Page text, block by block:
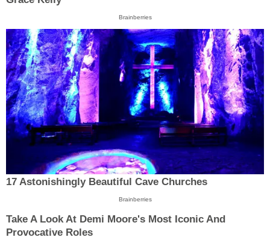
Brainberries
17 Astonishingly Beautiful Cave Churches
Brainberries
Take A Look At Demi Moore's Most Iconic And
Provocative Roles